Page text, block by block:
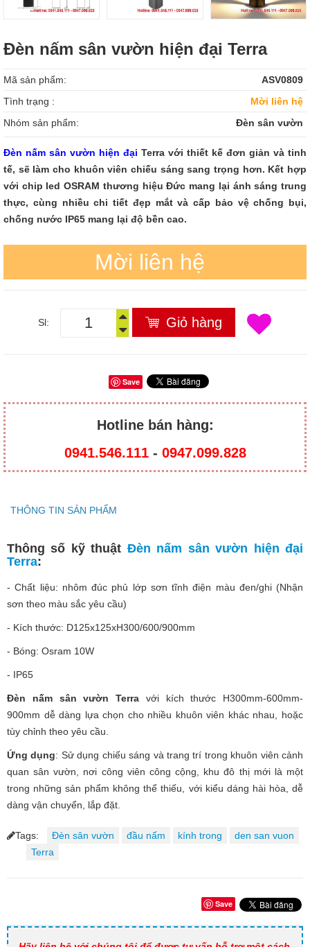
Đèn nấm sân vườn hiện đại Terra
Mã sản phẩm:
ASV0809
Tình trạng :
Mời liên hệ
Nhóm sản phẩm:
Đèn sân vườn
Đèn nấm sân vườn hiện đại Terra với thiết kế đơn giản và tinh
tế, sẽ làm cho khuôn viên chiếu sáng sang trọng hơn. Kết hợp
với chip led OSRAM thương hiệu Đức mang lại ánh sáng trung
thực, cùng nhiều chi tiết đẹp mắt và cấp bảo vệ chống bụi,
chống nước IP65 mang lại độ bền cao.
Mời liên hệ
Sl: Giỏ hàng
Save
Hotline bán hàng:
0941.546.111- 0947.099.828​
THÔNG TIN SẢN PHẨM
Thông số kỹ thuật Đèn nấm sân vườn hiện đại
Terra:
- Chất liệu: nhôm đúc phủ lớp sơn tĩnh điện màu đen/ghi (Nhận
sơn theo màu sắc yêu cầu)
- Kích thước: D125x125xH300/600/900mm
- Bóng: Osram 10W
- IP65
Đèn nấm sân vườn Terra với kích thước H300mm-600mm-
900mm dễ dàng lựa chọn cho nhiều khuôn viên khác nhau, hoặc
tùy chỉnh theo yêu cầu.
Ứng dụng: Sử dụng chiếu sáng và trang trí trong khuôn viên cảnh
quan sân vườn, nơi công viên công cộng, khu đô thị mới là một
trong những sản phẩm không thể thiếu, với kiểu dáng hài hòa, dễ
dàng vận chuyển, lắp đặt.
Tags: Đèn sân vườn đầu nấm kính trong
den san vuon
Terra
Save